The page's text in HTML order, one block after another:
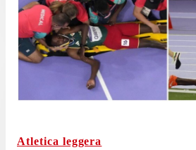
Atletica leggera